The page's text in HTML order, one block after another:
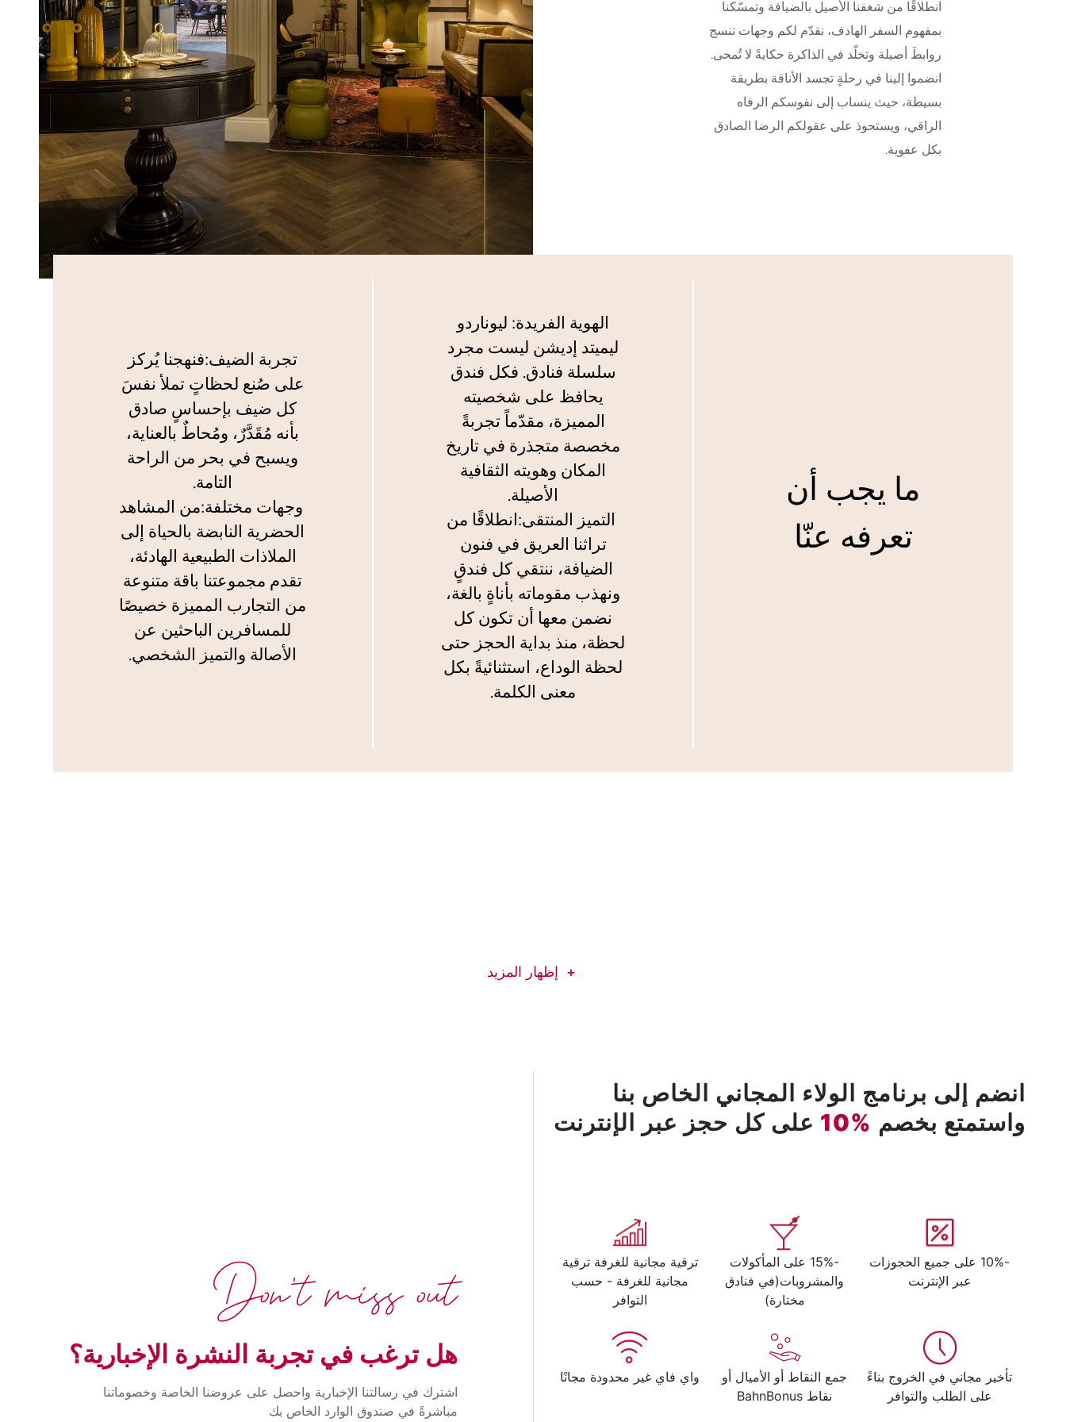
انطلاقًا من شغفنا الأصيل بالضيافة وتمسّكنا
بمفهوم السفر الهادف، نقدّم لكم وجهات تنسج
روابطَ أصيلة وتخلّد في الذاكرة حكايةً لا تُمحى.
انضموا إلينا في رحلةٍ تجسد الأناقة بطريقة
بسيطة، حيث ينساب إلى نفوسكم الرفاه
الراقي، ويستحوذ على عقولكم الرضا الصادق
بكل عفوية.
ما يجب أن
تعرفه عنّا
الهوية الفريدة: ليوناردو
ليميتد إديشن ليست مجرد
سلسلة فنادق. فكل فندق
يحافظ على شخصيته
المميزة، مقدّماً تجربةً
مخصصة متجذرة في تاريخ
المكان وهويته الثقافية
الأصيلة.
التميز المنتقى:انطلاقًا من
تراثنا العريق في فنون
الضيافة، ننتقي كل فندقٍ
ونهذب مقوماته بأناةٍ بالغة،
نضمن معها أن تكون كل
لحظة، منذ بداية الحجز حتى
لحظة الوداع، استثنائيةً بكل
معنى الكلمة.
تجربة الضيف:فنهجنا يُركز
على صُنع لحظاتٍ تملأ نفسَ
كل ضيف بإحساسٍ صادق
بأنه مُقَدَّرٌ، ومُحاطٌ بالعناية،
ويسبح في بحر من الراحة
التامة.
وجهات مختلفة:من المشاهد
الحضرية النابضة بالحياة إلى
الملاذات الطبيعية الهادئة،
تقدم مجموعتنا باقة متنوعة
من التجارب المميزة خصيصًا
للمسافرين الباحثين عن
الأصالة والتميز الشخصي.
انضم إلى برنامج الولاء المجاني الخاص بنا
واستمتع بخصم %10 على كل حجز عبر الإنترنت
-10% على جميع الحجوزات
عبر الإنترنت
-15% على المأكولات
والمشروبات(في فنادق
مختارة)
ترقية مجانية للغرفة ترقية
مجانية للغرفة - حسب
التوافر
تأخير مجاني في الخروج بناءً
على الطلب والتوافر
جمع النقاط أو الأميال أو
نقاط BahnBonus
واي فاي غير محدودة مجانًا
هل ترغب في تجربة النشرة الإخبارية؟
اشترك في رسالتنا الإخبارية واحصل على عروضنا الخاصة وخصوماتنا
مباشرةً في صندوق الوارد الخاص بك
Don't miss out